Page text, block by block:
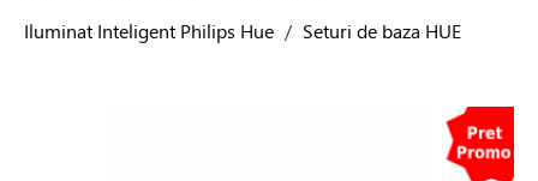
Iluminat Inteligent Philips Hue / Seturi de baza HUE